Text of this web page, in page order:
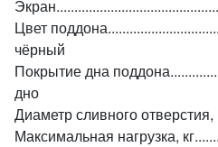
Цвет
чёрный
Покрытие дна
дно
Диаметр сливного
Максимальная нагрузка,